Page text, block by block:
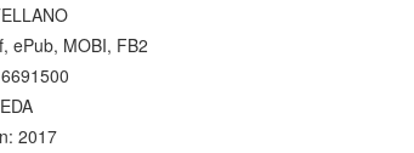
ePub, MOBI, FB2
2017